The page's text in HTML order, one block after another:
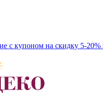
с купоном на скидку 5-20%